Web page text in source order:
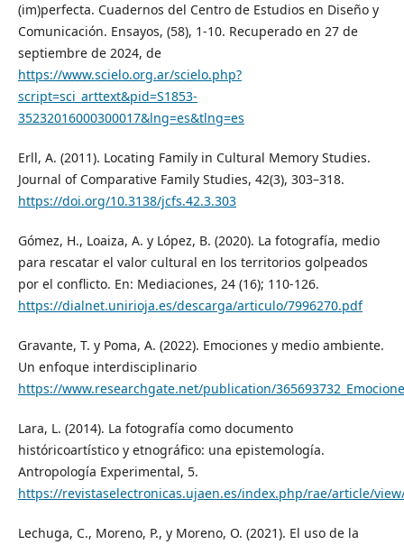
(im)perfecta. Cuadernos del Centro de Estudios en Diseño y
Comunicación. Ensayos, (58), 1-10. Recuperado en 27 de
septiembre de 2024, de
https://www.scielo.org.ar/scielo.php?
script=sci_arttext&pid=S1853-
35232016000300017&lng=es&tlng=es
Erll, A. (2011). Locating Family in Cultural Memory Studies.
Journal of Comparative Family Studies, 42(3), 303–318.
https://doi.org/10.3138/jcfs.42.3.303
Gómez, H., Loaiza, A. y López, B. (2020). La fotografía, medio
para rescatar el valor cultural en los territorios golpeados
por el conflicto. En: Mediaciones, 24 (16); 110-126.
https://dialnet.unirioja.es/descarga/articulo/7996270.pdf
Gravante, T. y Poma, A. (2022). Emociones y medio ambiente.
Un enfoque interdisciplinario
https://www.researchgate.net/publication/
Lara, L. (2014). La fotografía como documento
históricoartístico y etnográfico: una epistemología.
Antropología Experimental, 5.
https://revistaselectronicas.ujaen.es/index.php/rae/article/
Lechuga, C., Moreno, P., y Moreno, O. (2021). El uso de la